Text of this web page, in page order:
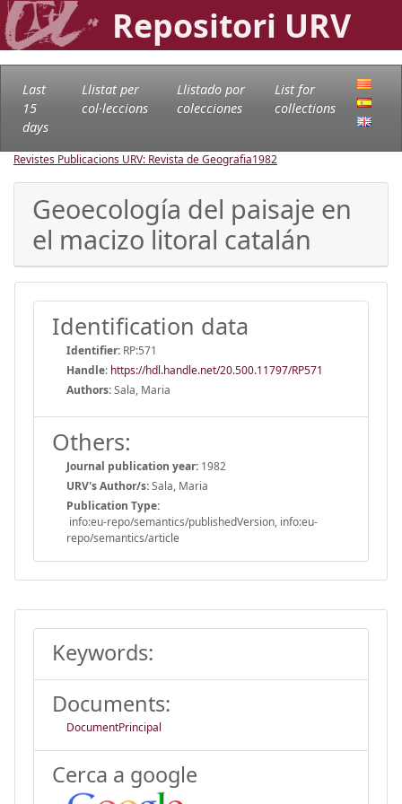
Repositori URV
Last
15
days
Llistat per
col·leccions
Llistado por
colecciones
List for
collections
Revistes Publicacions URV: Revista de Geografia1982
Geoecología del paisaje en
el macizo litoral catalán
Identification data
Identifier: RP:571
Handle: https://hdl.handle.net/20.500.11797/RP571
Authors:Sala, Maria
Others:
Journal publication year: 1982
URV's Author/s:Sala, Maria
Publication Type:
info:eu-repo/semantics/publishedVersion, info:eu-
repo/semantics/article
Keywords:
Documents:
DocumentPrincipal
Cerca a google